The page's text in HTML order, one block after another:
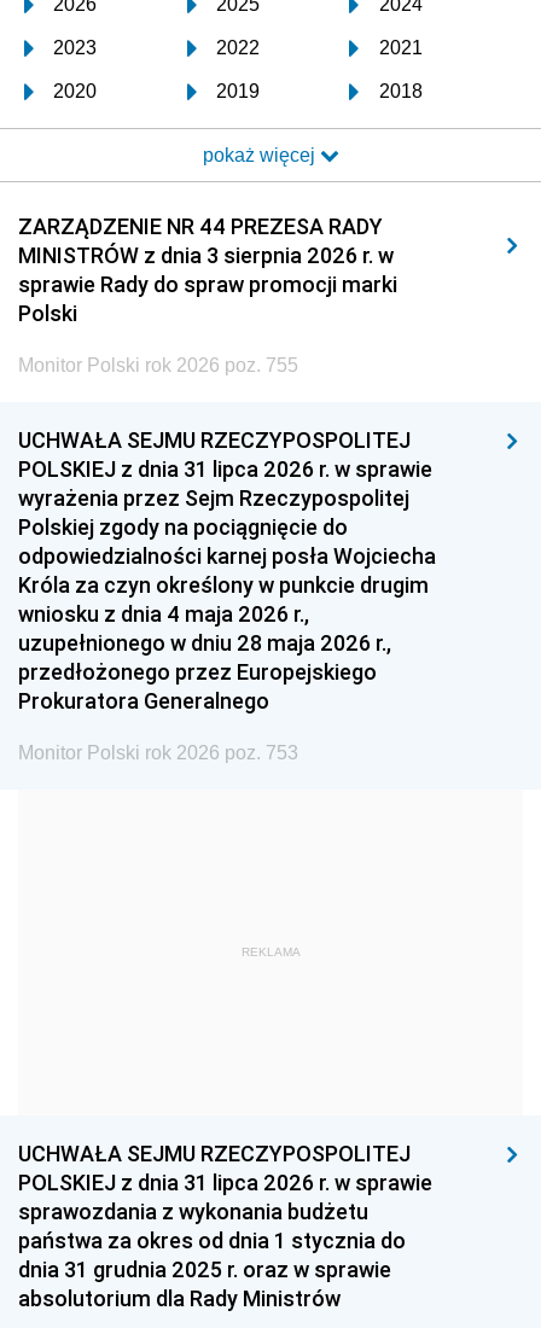
2026 2025 2024
2023 2022 2021
2020 2019 2018
2017 2016 2015
2014 2013 2012
2011 2010 2009
2008 2007 2006
2005
1996 1995 1994
1993 1992 1991
1990 1989
1987 1986 1985
1984 1983
1981 1980 1979
1978 1977
1975 1974
1959
1939 1938 1937
1936 1930
pokaż więcej
ZARZĄDZENIE NR 44 PREZESA RADY
MINISTRÓW z dnia 3 sierpnia 2026 r. w
sprawie Rady do spraw promocji marki
Polski
Monitor Polski rok 2026 poz. 755
UCHWAŁA SEJMU RZECZYPOSPOLITEJ
POLSKIEJ z dnia 31 lipca 2026 r. w sprawie
wyrażenia przez Sejm Rzeczypospolitej
Polskiej zgody na pociągnięcie do
odpowiedzialności karnej posła Wojciecha
Króla za czyn określony w punkcie drugim
wniosku z dnia 4 maja 2026 r.,
uzupełnionego w dniu 28 maja 2026 r.,
przedłożonego przez Europejskiego
Prokuratora Generalnego
Monitor Polski rok 2026 poz. 753
REKLAMA
UCHWAŁA SEJMU RZECZYPOSPOLITEJ
POLSKIEJ z dnia 31 lipca 2026 r. w sprawie
sprawozdania z wykonania budżetu
państwa za okres od dnia 1 stycznia do
dnia 31 grudnia 2025 r. oraz w sprawie
absolutorium dla Rady Ministrów